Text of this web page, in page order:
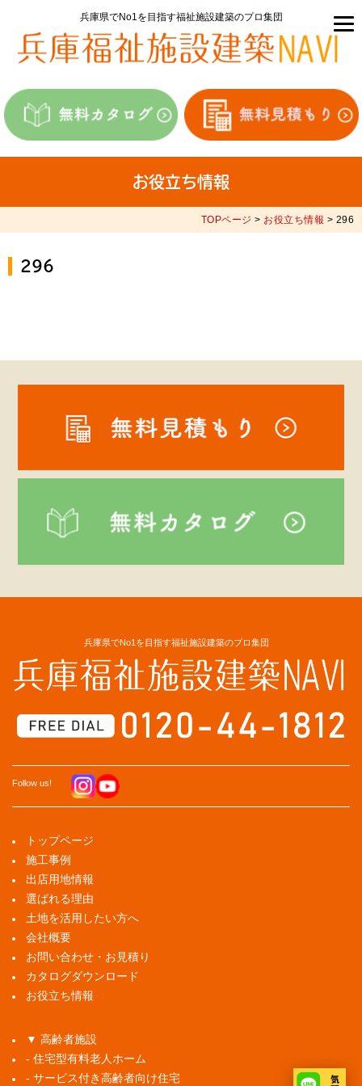
兵庫県でNo1を目指す福祉施設建築のプロ集団
お役立ち情報
TOPページ > お役立ち情報 > 296
296
兵庫県でNo1を目指す福祉施設建築のプロ集団
Follow us!
トップページ
施工事例
出店用地情報
選ばれる理由
土地を活用したい方へ
会社概要
お問い合わせ・お見積り
カタログダウンロード
お役立ち情報
▼ 高齢者施設
- 住宅型有料老人ホーム
- サービス付き高齢者向け住宅